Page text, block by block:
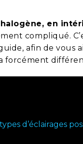
en
compliqué.
afin de vous
forcément
d’éclairages